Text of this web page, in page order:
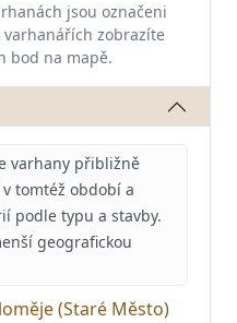
jsou označeni
varhanářích zobrazíte
bod na mapě.
varhany přibližně
tomtéž období a
podle typu a stavby.
geografickou
(Staré Město)